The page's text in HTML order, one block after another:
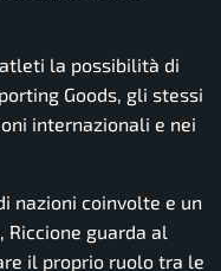
la possibilità di
Goods, gli stessi
internazionali e nei
nazioni coinvolte e un
guarda al
il proprio ruolo tra le